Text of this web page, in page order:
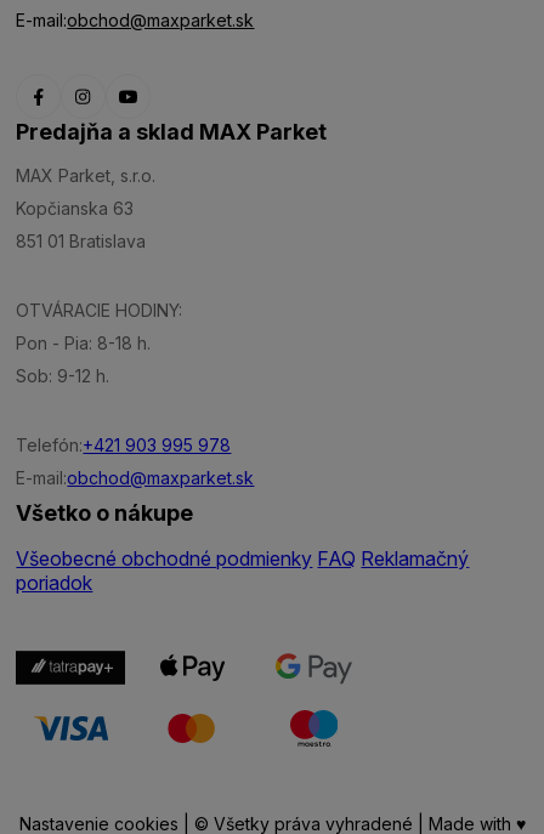
E-mail:obchod@maxparket.sk
Predajňa a sklad MAX Parket
MAX Parket, s.r.o.
Kopčianska 63
851 01 Bratislava
OTVÁRACIE HODINY:
Pon - Pia: 8-18 h.
Sob: 9-12 h.
Telefón:+421 903 995 978
E-mail:obchod@maxparket.sk
Všetko o nákupe
Všeobecné obchodné podmienky FAQ Reklamačný
poriadok
Nastavenie cookies | © Všetky práva vyhradené | Made with ♥